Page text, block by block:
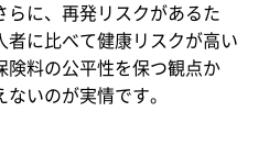
らに、再発リスクがあるた
者に比べて健康リスクが高い
険料の公平性を保つ観点か
いのが実情です。